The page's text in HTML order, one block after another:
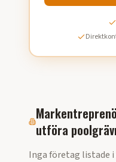
utföra
Inga företag listade